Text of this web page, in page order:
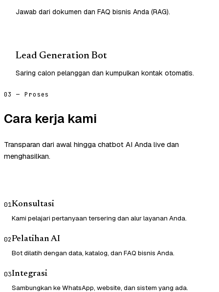
Jawab dari dokumen dan FAQ bisnis Anda (RAG).
Lead Generation Bot
Saring calon pelanggan dan kumpulkan kontak otomatis.
03 — Proses
Cara kerja kami
Transparan dari awal hingga chatbot AI Anda live dan
menghasilkan.
01Konsultasi
Kami pelajari pertanyaan tersering dan alur layanan Anda.
02Pelatihan AI
Bot dilatih dengan data, katalog, dan FAQ bisnis Anda.
03Integrasi
Sambungkan ke WhatsApp, website, dan sistem yang ada.